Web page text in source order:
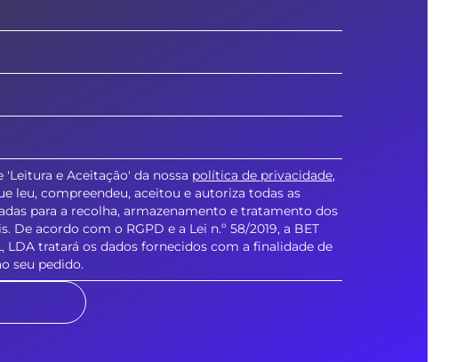
'Leitura e Aceitação' da nossa política de privacidade,
leu, compreendeu, aceitou e autoriza todas as
para a recolha, armazenamento e tratamento dos
De acordo com o RGPD e a Lei n.º 58/2019, a BET
LDA tratará os dados fornecidos com a finalidade de
seu pedido.